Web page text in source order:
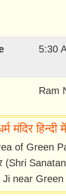
5:30
Ram
मंदिर हिन्दी
of Green
(Shri
Ji near